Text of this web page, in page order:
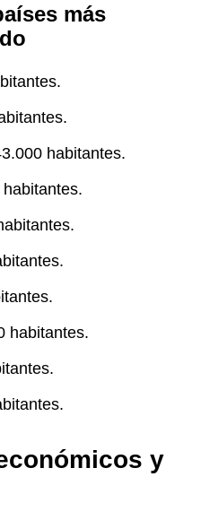
más
habitantes.
habitantes.
y